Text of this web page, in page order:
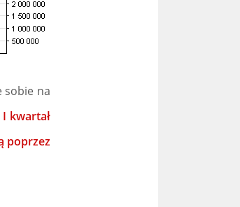
sobie na
kwartał
poprzez